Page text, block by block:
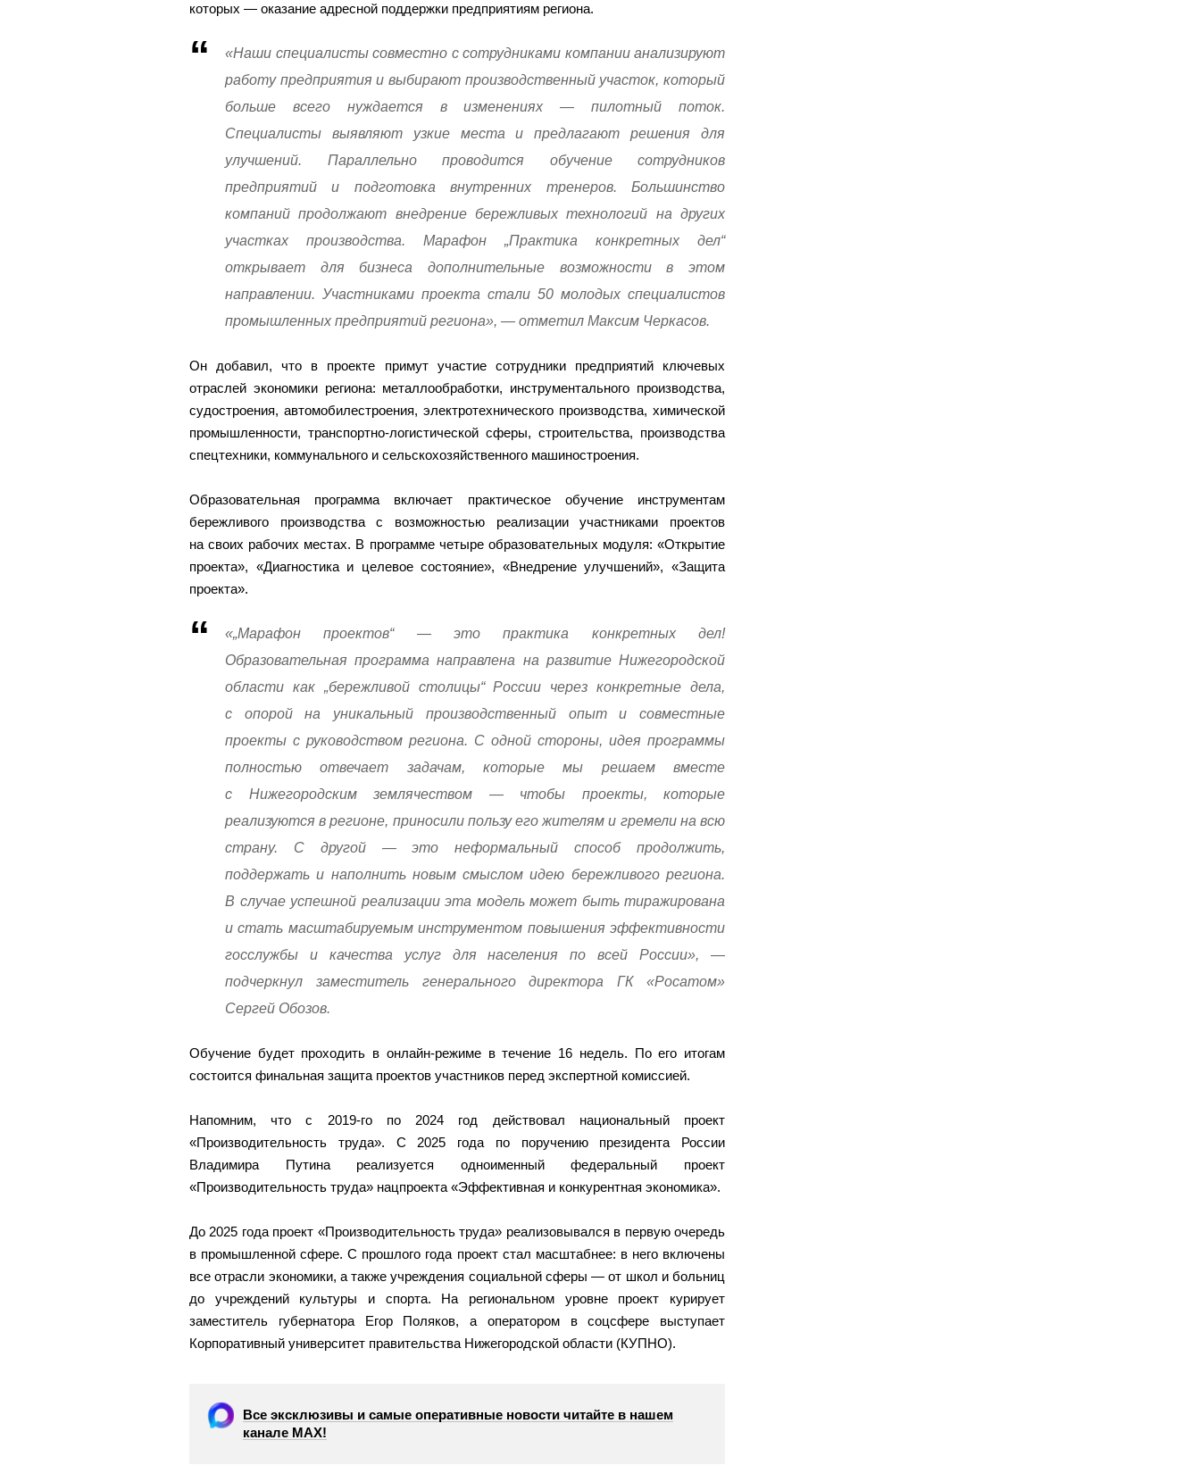
которых — оказание адресной поддержки предприятиям региона.
«Наши специалисты совместно с сотрудниками компании анализируют
работу предприятия и выбирают производственный участок, который
больше всего нуждается в изменениях — пилотный поток.
Специалисты выявляют узкие места и предлагают решения для
улучшений. Параллельно проводится обучение сотрудников
предприятий и подготовка внутренних тренеров. Большинство
компаний продолжают внедрение бережливых технологий на других
участках производства. Марафон „Практика конкретных дел“
открывает для бизнеса дополнительные возможности в этом
направлении. Участниками проекта стали 50 молодых специалистов
промышленных предприятий региона», — отметил Максим Черкасов.
Он добавил, что в проекте примут участие сотрудники предприятий ключевых
отраслей экономики региона: металлообработки, инструментального производства,
судостроения, автомобилестроения, электротехнического производства, химической
промышленности, транспортно-логистической сферы, строительства, производства
спецтехники, коммунального и сельскохозяйственного машиностроения.
Образовательная программа включает практическое обучение инструментам
бережливого производства с возможностью реализации участниками проектов
на своих рабочих местах. В программе четыре образовательных модуля: «Открытие
проекта», «Диагностика и целевое состояние», «Внедрение улучшений», «Защита
проекта».
«„Марафон проектов“ — это практика конкретных дел!
Образовательная программа направлена на развитие Нижегородской
области как „бережливой столицы“ России через конкретные дела,
с опорой на уникальный производственный опыт и совместные
проекты с руководством региона. С одной стороны, идея программы
полностью отвечает задачам, которые мы решаем вместе
с Нижегородским землячеством — чтобы проекты, которые
реализуются в регионе, приносили пользу его жителям и гремели на всю
страну. С другой — это неформальный способ продолжить,
поддержать и наполнить новым смыслом идею бережливого региона.
В случае успешной реализации эта модель может быть тиражирована
и стать масштабируемым инструментом повышения эффективности
госслужбы и качества услуг для населения по всей России», —
подчеркнул заместитель генерального директора ГК «Росатом»
Сергей Обозов.
Обучение будет проходить в онлайн-режиме в течение 16 недель. По его итогам
состоится финальная защита проектов участников перед экспертной комиссией.
Напомним, что с 2019-го по 2024 год действовал национальный проект
«Производительность труда». С 2025 года по поручению президента России
Владимира Путина реализуется одноименный федеральный проект
«Производительность труда» нацпроекта «Эффективная и конкурентная экономика».
До 2025 года проект «Производительность труда» реализовывался в первую очередь
в промышленной сфере. С прошлого года проект стал масштабнее: в него включены
все отрасли экономики, а также учреждения социальной сферы — от школ и больниц
до учреждений культуры и спорта. На региональном уровне проект курирует
заместитель губернатора Егор Поляков, а оператором в соцсфере выступает
Корпоративный университет правительства Нижегородской области (КУПНО).
Все эксклюзивы и самые оперативные новости читайте в нашем
канале МАХ!